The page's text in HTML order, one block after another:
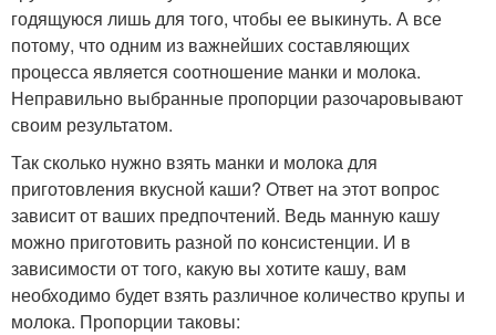
годящуюся лишь для того, чтобы ее выкинуть. А все
потому, что одним из важнейших составляющих
процесса является соотношение манки и молока.
Неправильно выбранные пропорции разочаровывают
своим результатом.
Так сколько нужно взять манки и молока для
приготовления вкусной каши? Ответ на этот вопрос
зависит от ваших предпочтений. Ведь манную кашу
можно приготовить разной по консистенции. И в
зависимости от того, какую вы хотите кашу, вам
необходимо будет взять различное количество крупы и
молока. Пропорции таковы: